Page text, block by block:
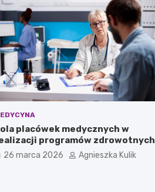
placówek medycznych w
programów zdrowotnych
26 marca 2026 Agnieszka Kulik